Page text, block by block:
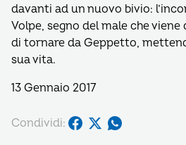
davanti ad un nuovo bivio:
Volpe, segno del male che
di tornare da Geppetto,
sua vita.
13 Gennaio 2017
Condividi: